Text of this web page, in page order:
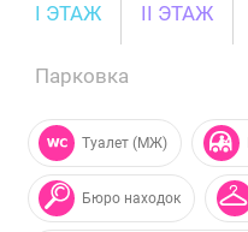
I ЭТАЖ II ЭТАЖ
Парковка
Туалет (МЖ)
Бюро находок